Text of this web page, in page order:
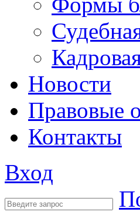
Новости
Правовые
Контакты
Вход